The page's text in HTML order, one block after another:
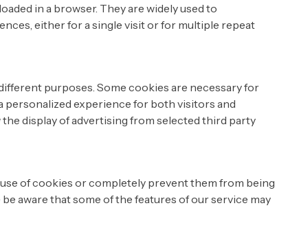
in a browser. They are widely used to
either for a single visit or for multiple repeat
purposes. Some cookies are necessary for
personalized experience for both visitors and
the display of advertising from selected third party
of cookies or completely prevent them from being
aware that some of the features of our service may